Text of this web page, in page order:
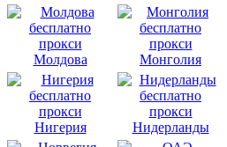
Молдова Монголия
Нигерия Нидерланды